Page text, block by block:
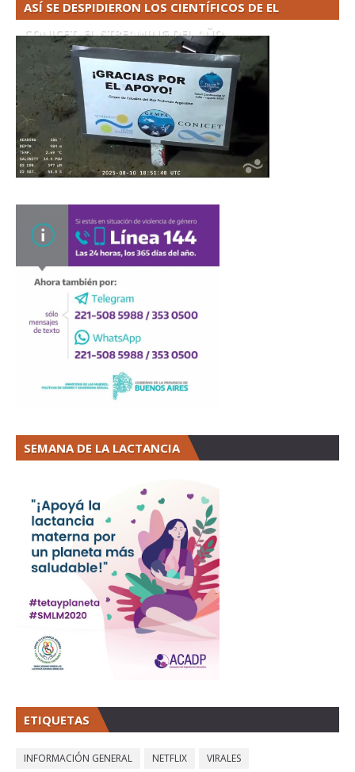
ASÍ SE DESPIDIERON LOS CIENTÍFICOS DE EL
CONICET. EL STREAMING DEL AÑO
SEMANA DE LA LACTANCIA
ETIQUETAS
INFORMACIÓN GENERAL NETFLIX VIRALES